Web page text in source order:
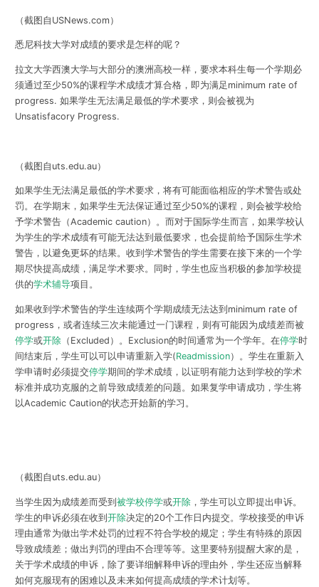
（截图自USNews.com）
悉尼科技大学对成绩的要求是怎样的呢？
拉文大学西澳大学与大部分的澳洲高校一样，要求本科生每一个学期必
须通过至少50%的课程学术成绩才算合格，即为满足minimum rate of
progress. 如果学生无法满足最低的学术要求，则会被视为
Unsatisfacory Progress.
（截图自uts.edu.au）
如果学生无法满足最低的学术要求，将有可能面临相应的学术警告或处
罚。在学期末，如果学生无法保证通过至少50%的课程，则会被学校给
予学术警告（Academic caution） 。而对于国际学生而言，如果学校认
为学生的学术成绩有可能无法达到最低要求，也会提前给予国际生学术
警告，以避免更坏的结果。收到学术警告的学生需要在接下来的一个学
期尽快提高成绩，满足学术要求。同时，学生也应当积极的参加学校提
供的学术辅导项目。
如果收到学术警告的学生连续两个学期成绩无法达到minimum rate of
progress，或者连续三次未能通过一门课程，则有可能因为成绩差而被
停学或开除（Excluded） 。Exclusion的时间通常为一个学年。在停学时
间结束后，学生可以可以申请重新入学(Readmission） 。学生在重新入
学申请时必须提交停学期间的学术成绩，以证明有能力达到学校的学术
标准并成功克服的之前导致成绩差的问题。如果复学申请成功，学生将
以Academic Caution的状态开始新的学习。
（截图自uts.edu.au）
当学生因为成绩差而受到 被学校停学或开除，学生可以立即提出申诉。
学生的申诉必须在收到 开除决定的20个工作日内提交。学校接受的申诉
理由通常为做出学术处罚的过程不符合学校的规定；学生有特殊的原因
导致成绩差；做出判罚的理由不合理等等。这里要特别提醒大家的是，
关于学术成绩的申诉，除了要详细解释申诉的理由外，学生还应当解释
如何克服现有的困难以及未来如何提高成绩的学术计划等。